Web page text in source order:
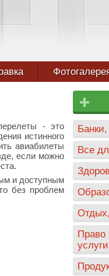
- это
истинного
авиабилеты
если можно
и доступным
без проблем
Все
Право
услуги